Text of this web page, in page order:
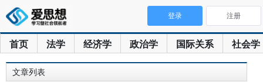
首页 法学 经济学 政治学 国际关系 社会学
登录 注册
文章列表